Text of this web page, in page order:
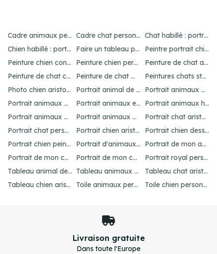
Cadre animaux personnalisé : créez un portrait unique Cadre chat personnalisé : créez un portrait unique
Chat habillé : portraits amusants et uniques
Chien habillé : portraits amusants et uniques
Faire un tableau personnalisé de son chien : idées et options
Peintre portrait chien : personnalisez votre animal
Peinture chien contemporain : personnalisez votre art
Peinture chien personnalisé : créez un chef-d'œuvre unique
Peinture de chat abstrait : idées pour un portrait unique
Peinture de chat connue : inspirations célèbres
Peinture de chat moderne : idées et inspirations uniques
Peintures chats stylisés : idées originales
Photo chien aristocrate : un portrait original
Portrait animal de compagnie : votre guide personnalisé
Portrait animaux aquarelle personnalisé
Portrait animaux dessin : personnalisez votre œuvre
Portrait animaux en costume : offrez un cadeau unique
Portrait animaux humanisés : idées et inspirations uniques
Portrait animaux peinture : créez un chef-d'œuvre unique
Portrait animaux personnalisé : l'art unique
Portrait chat aristocrate : un cadeau personnalisé
Portrait chat personnalisé : idées et options uniques
Portrait chien aristocrate : un cadeau personnalisé
Portrait chien dessin : personnalisez votre œuvre
Portrait chien peinture : personnalisez votre chef-d'œuvre
Portrait d'animaux d'après photo : idées uniques et originales
Portrait de mon animal : personnalisation unique
Portrait de mon chat : idées et options originales
Portrait de mon chien : idées et options originales
Portrait royal personnalisé : offrez un tableau unique
Tableau animal de compagnie : idées créatives et amusantes
Tableau animaux habillés : personnalisez votre portrait
Tableau chat aristocrate : un cadeau raffiné
Tableau chien aristocrate : offrez un cadeau unique
Toile animaux personnalisé : créez un chef-d'œuvre unique Toile chien personnalisé : créez votre chef-d'œuvre unique
Paiement sécurisé
Transactions 100% sécurisées